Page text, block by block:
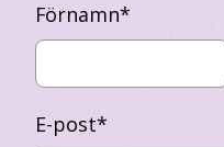
Förnamn*
E-post*